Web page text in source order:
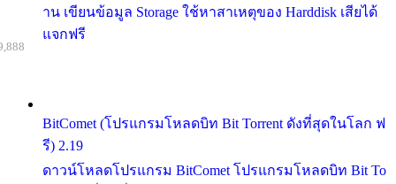
าน เขียนข้อมูล Storage ใช้หาสาเหตุของ Harddisk เสียได้
แจกฟรี
BitComet (โปรแกรมโหลดบิท Bit Torrent ดังที่สุดในโลก ฟ
รี) 2.19
ดาวน์โหลดโปรแกรม BitComet โปรแกรมโหลดบิท Bit To